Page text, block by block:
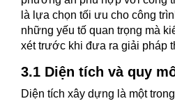
là lựa chọn tối ưu cho công
những yếu tố quan trọng mà
xét trước khi đưa ra giải pháp
3.1 Diện tích và quy
Diện tích xây dựng là một